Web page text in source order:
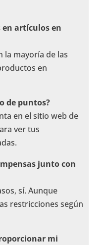
en artículos en
la mayoría de las
en
de puntos?
en el sitio web de
ver tus
junto con
sí. Aunque
restricciones según
mi